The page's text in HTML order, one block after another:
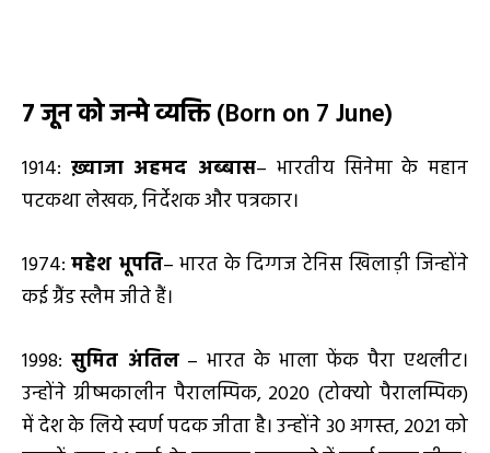
7 जून को जन्मे व्यक्ति(Born on 7 June)
1914: ख़्वाजा अहमद अब्बास– भारतीय सिनेमा के महान
पटकथा लेखक, निर्देशक और पत्रकार।
1974:महेश भूपति– भारत के दिग्गज टेनिस खिलाड़ी जिन्होंने
कई ग्रैंड स्लैम जीते हैं।
1998: सुमित अंतिल– भारत के भाला फेंक पैरा एथलीट।
उन्होंने ग्रीष्मकालीन पैरालम्पिक, 2020 (टोक्यो पैरालम्पिक)
में देश के लिये स्वर्ण पदक जीता है। उन्होंने 30 अगस्त, 2021 को